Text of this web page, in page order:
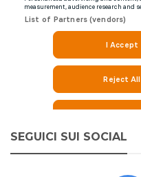
SEGUICI SUI SOCIAL